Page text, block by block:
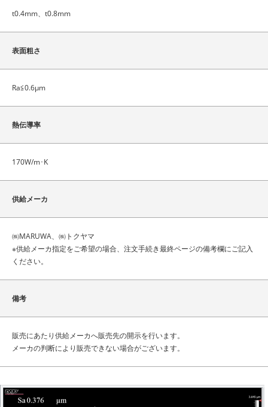
t0.4mm、t0.8mm
表面粗さ
Ra≦0.6μm
熱伝導率
170W/m･K
供給メーカ
㈱MARUWA、㈱トクヤマ
※供給メーカ指定をご希望の場合、注文手続き最終ページの備考欄にご記入
ください。
備考
販売にあたり供給メーカへ販売先の開示を行います。
メーカの判断により販売できない場合がございます。